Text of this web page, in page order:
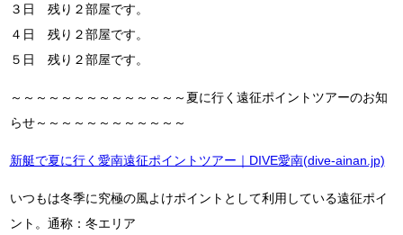
３日 残り２部屋です。
４日 残り２部屋です。
５日 残り２部屋です。
～～～～～～～～～～～～～～夏に行く遠征ポイントツアーのお知
らせ～～～～～～～～～～～～
新艇で夏に行く愛南遠征ポイントツアー｜DIVE愛南(dive-ainan.jp)
いつもは冬季に究極の風よけポイントとして利用している遠征ポイ
ント。通称：冬エリア